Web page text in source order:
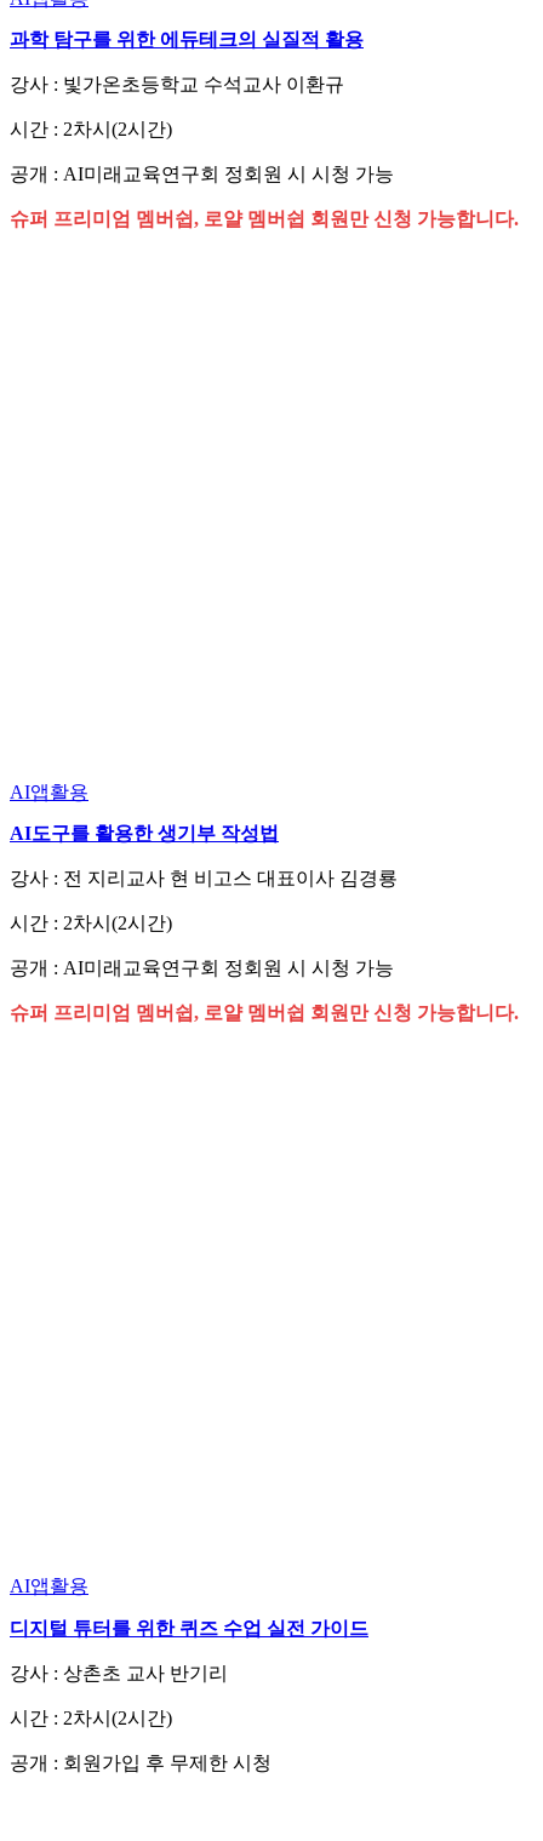
과학 탐구를 위한 에듀테크의 실질적 활용
강사 : 빛가온초등학교 수석교사 이환규
시간 : 2차시(2시간)
공개 : AI미래교육연구회 정회원 시 시청 가능
슈퍼 프리미엄 멤버쉽, 로얄 멤버쉽 회원만 신청 가능합니다.
AI앱활용
AI도구를 활용한 생기부 작성법
강사 : 전 지리교사 현 비고스 대표이사 김경룡
시간 : 2차시(2시간)
공개 : AI미래교육연구회 정회원 시 시청 가능
슈퍼 프리미엄 멤버쉽, 로얄 멤버쉽 회원만 신청 가능합니다.
AI앱활용
디지털 튜터를 위한 퀴즈 수업 실전 가이드
강사 : 상촌초 교사 반기리
시간 : 2차시(2시간)
공개 : 회원가입 후 무제한 시청